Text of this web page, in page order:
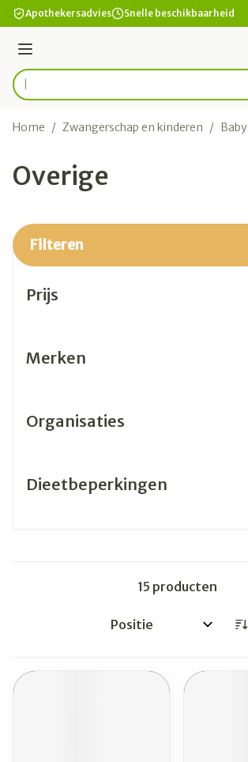
Ga naar de inhoud
Apothekersadvies Snelle beschikbaarheid
Menu
Product, merk, categorie...
Home / Zwangerschap en kinderen / Baby
Overige
Filteren
Prijs
Merken
Organisaties
Dieetbeperkingen
15 producten
Sorteer op: